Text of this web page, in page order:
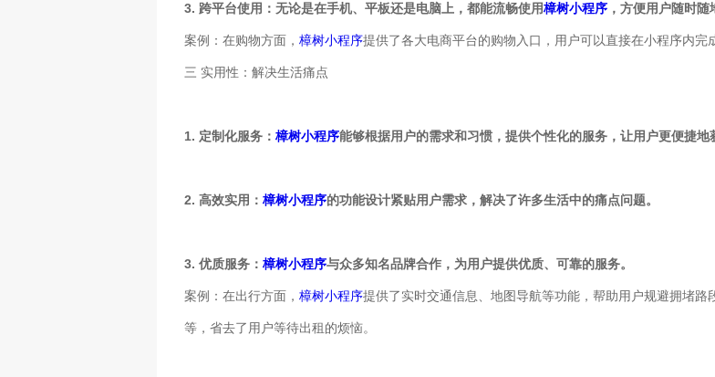
3. 跨平台使用：无论是在手机、平板还是电脑上，都能流畅使用樟树小程序 ，方便用户随时随
案例：在购物方面， 樟树小程序提供了各大电商平台的购物入口，用户可以直接在小程序内完
三 实用性：解决生活痛点
1. 定制化服务： 樟树小程序能够根据用户的需求和习惯，提供个性化的服务，让用户更便捷地
2. 高效实用： 樟树小程序的功能设计紧贴用户需求，解决了许多生活中的痛点问题。
3. 优质服务： 樟树小程序与众多知名品牌合作，为用户提供优质、可靠的服务。
案例：在出行方面， 樟树小程序提供了实时交通信息、地图导航等功能，帮助用户规避拥堵
等，省去了用户等待出租的烦恼。